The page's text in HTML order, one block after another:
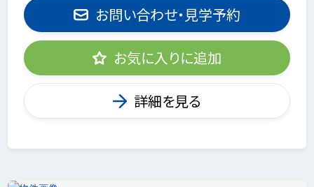
お問い合わせ・見学予約
お気に入りに追加
詳細を見る